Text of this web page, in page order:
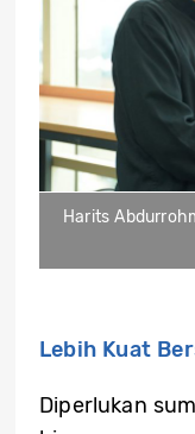
Harits
Lebih Kuat
Diperlukan